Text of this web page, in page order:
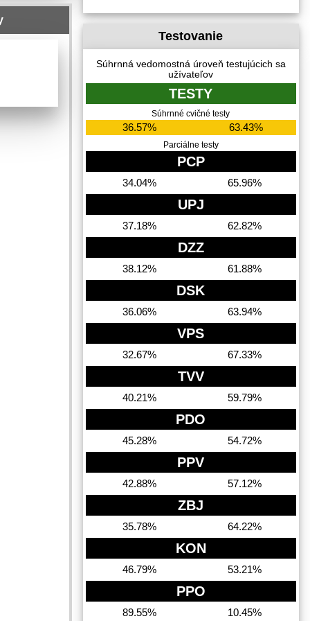
Testovanie
Súhrnná vedomostná úroveň testujúcich sa
užívateľov
TESTY
Súhrnné cvičné testy
36.57% 63.43%
Parciálne testy
PCP
34.04% 65.96%
UPJ
37.18% 62.82%
DZZ
38.12% 61.88%
DSK
36.06% 63.94%
VPS
32.67% 67.33%
TVV
40.21% 59.79%
PDO
45.28% 54.72%
PPV
42.88% 57.12%
ZBJ
35.78% 64.22%
KON
46.79% 53.21%
PPO
89.55% 10.45%